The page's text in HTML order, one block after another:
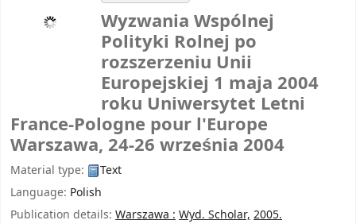
Wyzwania Wspólnej
Polityki Rolnej po
rozszerzeniu Unii
Europejskiej 1 maja 2004
roku Uniwersytet Letni
France-Pologne pour l'Europe
Warszawa, 24-26 września 2004
Material type:
Text
Language: Polish
Publication details: Warszawa : Wyd. Scholar, 2005.